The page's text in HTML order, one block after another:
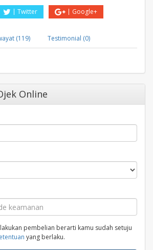
Twitter Google+
(119) Testimonial (0)
Online
pembelian berarti kamu sudah setuju
yang berlaku.